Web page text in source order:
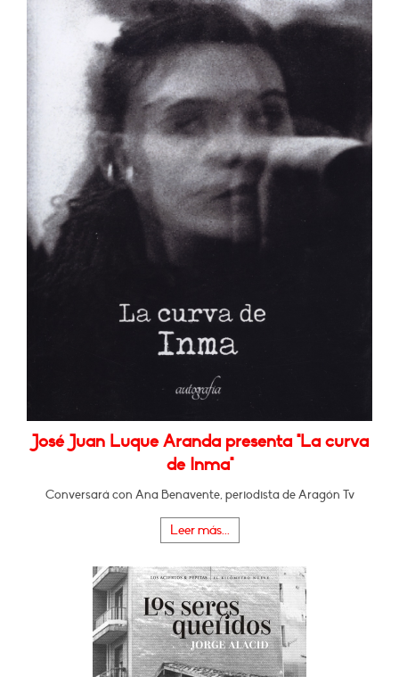
José Juan Luque Aranda presenta "La curva
de Inma"
Conversará con Ana Benavente, periodista de Aragón Tv
Leer más...